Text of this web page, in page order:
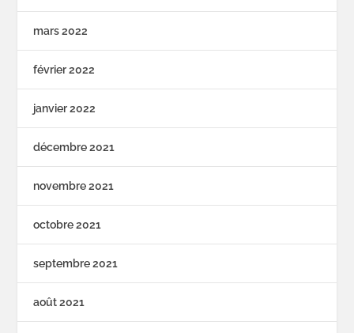
mars 2022
février 2022
janvier 2022
décembre 2021
novembre 2021
octobre 2021
septembre 2021
août 2021